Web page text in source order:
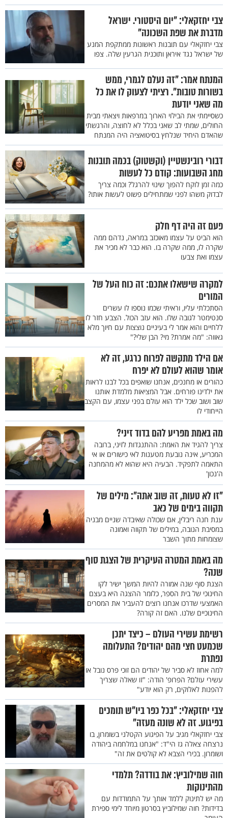
צבי יחזקאלי: "יום היסטורי. ישראל
מדברת את שפת השכונה"
צבי יחזקאלי עם תובנות ראשונות ממתקפת המנע
של ישראל נגד איראן ותוכנית הגרעין שלה. צפו
המנתח אמר: "זה נעלם לגמרי, ממש
בשורות טובות". רציתי לצעוק לו את כל
מה שאני יודעת
כשסיימתי את הבילוי הארוך במרפאות ויצאתי מבית
החולים, שמתי לב שאני בכלל לא לחוצה, והרגשתי
שהאדם היחיד שנלחץ בסיטואציה היה המנתח
דבורי רובינשטיין (וקשטוק) בכמה תובנות
מחג השבועות: קודם כל לעשות
כמה זמן לוקח להפוך שינוי להרגל? וכמה צריך
לבדוק משהו לפני שמתחילים פשוט לעשות אותו?
פעם זה היה דף חלק
הוא הביט על עצמו מאוכזב במראה, נדהם ממה
שקרה לו, ממה שקרה בו. הוא כבר לא מכיר את
עצמו ואת צבעו
למקרה שישאלו אתכם: זה כוח העל של
המורים
הסתכלתי עליו, וראיתי שכמו נוספו לו עשרים
סנטימטר לגובה שלו. הוא עזב הכול. הצבע חזר לו
ללחיים והוא אמר לי בעיניים נוצצות עם חיוך מלא
גאווה: "מה אמרת? מי? הבן שלי?"
אם הילד מתקשה לפרוח כרגע, זה לא
אומר שהוא לעולם לא יפרח
כהורים או מחנכים, אנחנו שואפים בכל לבנו לראות
את ילדינו פורחים. אבל המציאות מלמדת אותנו
שוב ושוב שכל ילד הוא עולם בפני עצמו, עם הקצב
הייחודי לו
מה באמת מפריע להם בדוד זיני?
צריך להגיד את האמת: ההתנגדות לזיני, ברובה
המכריע, אינה נובעת מטענות לאי כישורים או אי
התאמה לתפקיד. הבעיה היא שהוא לא מהמחנה
ה'נכון'
"זו לא טעות, זה שוב אתה": מילים של
תקווה בימים של כאב
ענת חנה ריבלין, אם שכולה שאיבדה שניים מבניה
במסיבת הנובה, במילים של תקווה ואמונה
שצומחות מתוך השבר
מה באמת המטרה העיקרית של הצגת סוף
שנה?
הצגת סוף שנה אמורה להיות המשך ישיר לקו
החינוכי של בית הספר, כלומר ההצגה היא בעצם
האמצעי שדרכו אנחנו רוצים להעביר את המסרים
החינוכיים שלנו. האם זה קורה?
רשימת עשירי העולם – כיצד יתכן
שכמעט חצי מהם יהודים? התעלומה
נפתרת
למה אחוז לא סביר של יהודים הם זוכי פרס נובל או
עשירי עולם? הפרופ' הודה: "זו שאלה שצריך
להפנות לאלוקים, רק הוא יודע"
צבי יחזקאלי: "בכל כפר ביו"ש תומכים
בפיגוע. זה לא שונה מעזה"
צבי יחזקאלי מגיב על הפיגוע הקטלני בשומרון, בו
נרצחה צאלה גז הי"ד: "אנחנו במלחמה ביהודה
ושומרון. בכירי הצבא לא קולטים את זה"
חוה שמילוביץ: את בודדה? תלמדי
מהתינוקות
מה יש לתינוק ללמד אותך על התמודדות עם
בדידות? חוה שמילוביץ בסרטון מיוחד לימי ספירת